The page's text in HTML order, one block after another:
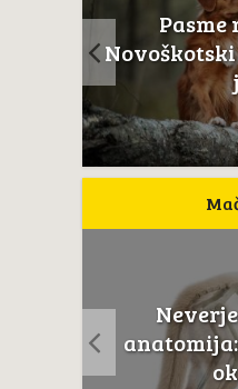
anatomija: